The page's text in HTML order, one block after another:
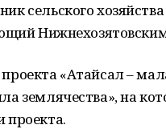
сельского
«Атайсал –
землячества», на
проекта.